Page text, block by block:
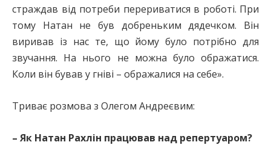
страждав від потреби перериватися в роботі. При
тому Натан не був добреньким дядечком. Він
виривав із нас те, що йому було потрібно для
звучання. На нього не можна було ображатися.
Коли він бував у гніві – ображалися на себе».
Триває розмова з Олегом Андреєвим:
– Як Натан Рахлін працював над репертуаром?